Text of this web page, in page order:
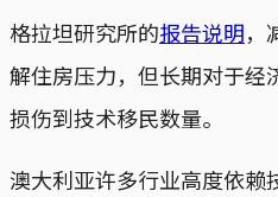
格拉坦研究所的报告说明，
解住房压力，但长期对于经
损伤到技术移民数量。
澳大利亚许多行业高度依赖